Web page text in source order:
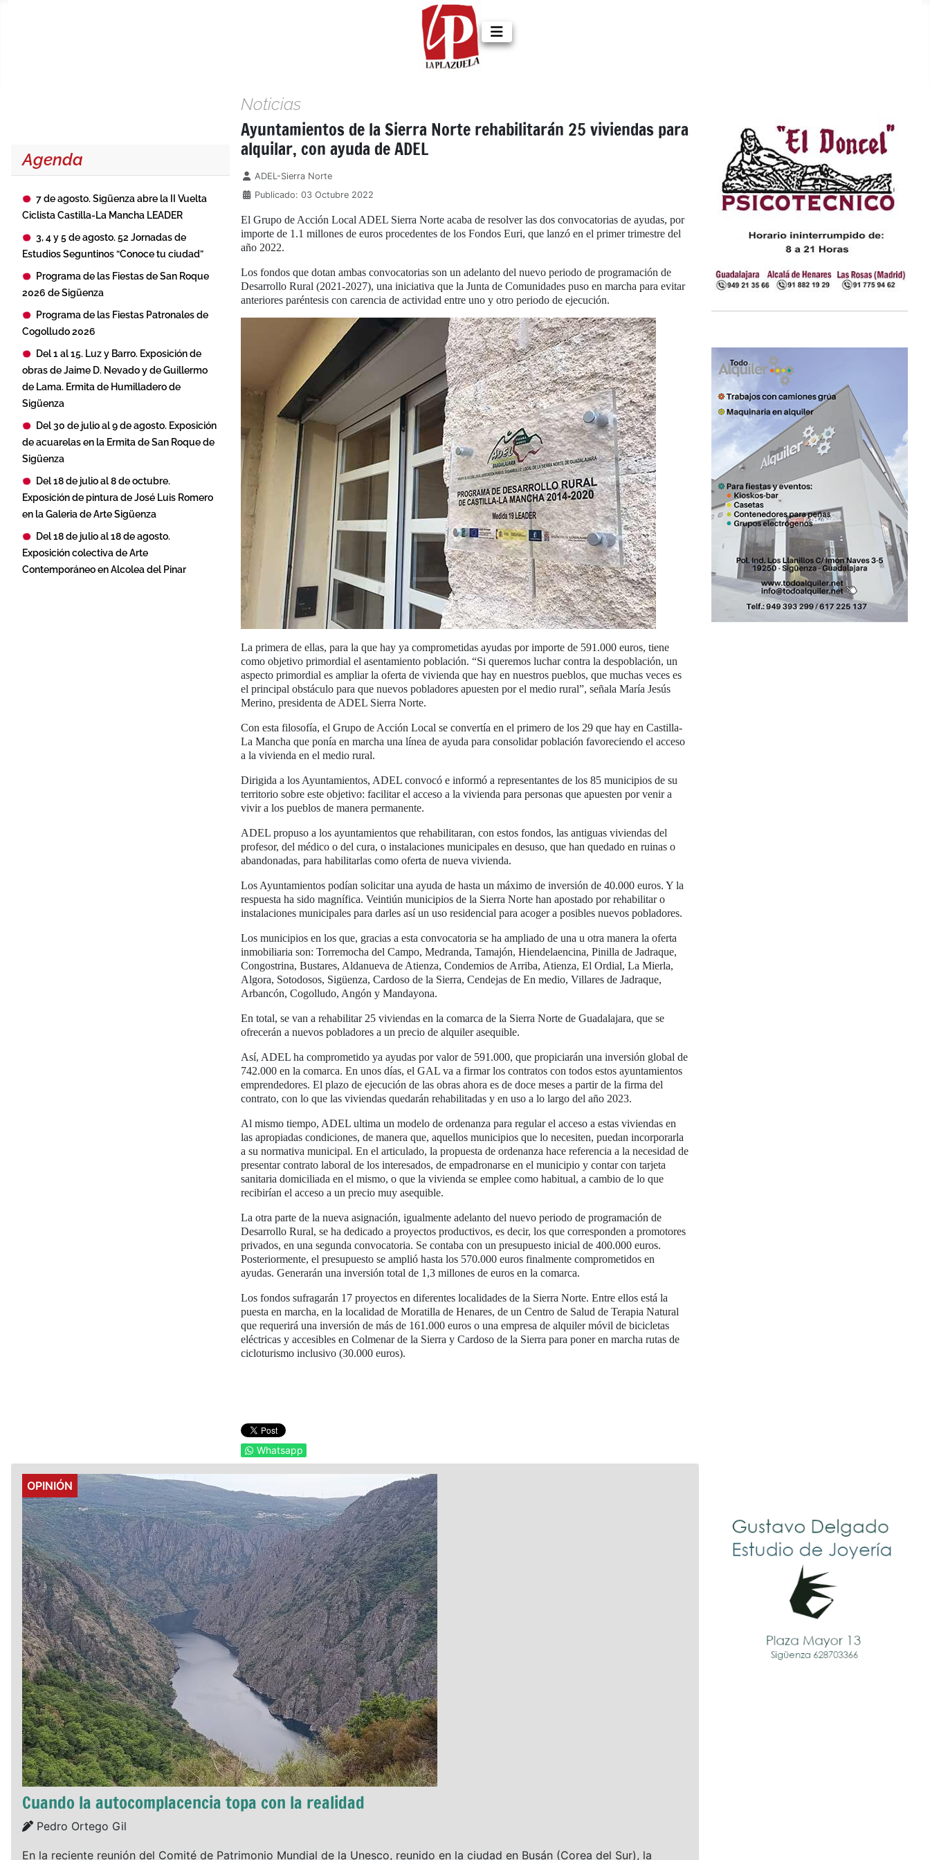
Details
OPINIÓN
Cuando la autocomplacencia topa con la realidad
Details
Pedro Ortego Gil
En la reciente reunión del Comité de Patrimonio Mundial de la Unesco, reunido en la ciudad en Busán (Corea del Sur), la
Agenda
7 de agosto. Sigüenza abre la II Vuelta
Ciclista Castilla-La Mancha LEADER
3, 4 y 5 de agosto. 52 Jornadas de
Estudios Seguntinos “Conoce tu ciudad”
Programa de las Fiestas de San Roque
2026 de Sigüenza
Programa de las Fiestas Patronales de
Cogolludo 2026
Del 1 al 15. Luz y Barro. Exposición de
obras de Jaime D. Nevado y de Guillermo
de Lama. Ermita de Humilladero de
Sigüenza
Del 30 de julio al 9 de agosto. Exposición
de acuarelas en la Ermita de San Roque de
Sigüenza
Del 18 de julio al 8 de octubre.
Exposición de pintura de José Luis Romero
en la Galeria de Arte Sigüenza
Del 18 de julio al 18 de agosto.
Exposición colectiva de Arte
Contemporáneo en Alcolea del Pinar
Noticias
Ayuntamientos de la Sierra Norte rehabilitarán 25 viviendas para
alquilar, con ayuda de ADEL
Detalles
ADEL-Sierra Norte
Publicado: 03 Octubre 2022
El Grupo de Acción Local ADEL Sierra Norte acaba de resolver las dos convocatorias de ayudas, por
importe de 1.1 millones de euros procedentes de los Fondos Euri, que lanzó en el primer trimestre del
año 2022.
Los fondos que dotan ambas convocatorias son un adelanto del nuevo periodo de programación de
Desarrollo Rural (2021-2027), una iniciativa que la Junta de Comunidades puso en marcha para evitar
anteriores paréntesis con carencia de actividad entre uno y otro periodo de ejecución.
La primera de ellas, para la que hay ya comprometidas ayudas por importe de 591.000 euros, tiene
como objetivo primordial el asentamiento población. “Si queremos luchar contra la despoblación, un
aspecto primordial es ampliar la oferta de vivienda que hay en nuestros pueblos, que muchas veces es
el principal obstáculo para que nuevos pobladores apuesten por el medio rural”, señala María Jesús
Merino, presidenta de ADEL Sierra Norte.
Con esta filosofía, el Grupo de Acción Local se convertía en el primero de los 29 que hay en Castilla-
La Mancha que ponía en marcha una línea de ayuda para consolidar población favoreciendo el acceso
a la vivienda en el medio rural.
Dirigida a los Ayuntamientos, ADEL convocó e informó a representantes de los 85 municipios de su
territorio sobre este objetivo: facilitar el acceso a la vivienda para personas que apuesten por venir a
vivir a los pueblos de manera permanente.
ADEL propuso a los ayuntamientos que rehabilitaran, con estos fondos, las antiguas viviendas del
profesor, del médico o del cura, o instalaciones municipales en desuso, que han quedado en ruinas o
abandonadas, para habilitarlas como oferta de nueva vivienda.
Los Ayuntamientos podían solicitar una ayuda de hasta un máximo de inversión de 40.000 euros. Y la
respuesta ha sido magnífica. Veintiún municipios de la Sierra Norte han apostado por rehabilitar o
instalaciones municipales para darles así un uso residencial para acoger a posibles nuevos pobladores.
Los municipios en los que, gracias a esta convocatoria se ha ampliado de una u otra manera la oferta
inmobiliaria son: Torremocha del Campo, Medranda, Tamajón, Hiendelaencina, Pinilla de Jadraque,
Congostrina, Bustares, Aldanueva de Atienza, Condemios de Arriba, Atienza, El Ordial, La Mierla,
Algora, Sotodosos, Sigüenza, Cardoso de la Sierra, Cendejas de En medio, Villares de Jadraque,
Arbancón, Cogolludo, Angón y Mandayona.
En total, se van a rehabilitar 25 viviendas en la comarca de la Sierra Norte de Guadalajara, que se
ofrecerán a nuevos pobladores a un precio de alquiler asequible.
Así, ADEL ha comprometido ya ayudas por valor de 591.000, que propiciarán una inversión global de
742.000 en la comarca. En unos días, el GAL va a firmar los contratos con todos estos ayuntamientos
emprendedores. El plazo de ejecución de las obras ahora es de doce meses a partir de la firma del
contrato, con lo que las viviendas quedarán rehabilitadas y en uso a lo largo del año 2023.
Al mismo tiempo, ADEL ultima un modelo de ordenanza para regular el acceso a estas viviendas en
las apropiadas condiciones, de manera que, aquellos municipios que lo necesiten, puedan incorporarla
a su normativa municipal. En el articulado, la propuesta de ordenanza hace referencia a la necesidad de
presentar contrato laboral de los interesados, de empadronarse en el municipio y contar con tarjeta
sanitaria domiciliada en el mismo, o que la vivienda se emplee como habitual, a cambio de lo que
recibirían el acceso a un precio muy asequible.
La otra parte de la nueva asignación, igualmente adelanto del nuevo periodo de programación de
Desarrollo Rural, se ha dedicado a proyectos productivos, es decir, los que corresponden a promotores
privados, en una segunda convocatoria. Se contaba con un presupuesto inicial de 400.000 euros.
Posteriormente, el presupuesto se amplió hasta los 570.000 euros finalmente comprometidos en
ayudas. Generarán una inversión total de 1,3 millones de euros en la comarca.
Los fondos sufragarán 17 proyectos en diferentes localidades de la Sierra Norte. Entre ellos está la
puesta en marcha, en la localidad de Moratilla de Henares, de un Centro de Salud de Terapia Natural
que requerirá una inversión de más de 161.000 euros o una empresa de alquiler móvil de bicicletas
eléctricas y accesibles en Colmenar de la Sierra y Cardoso de la Sierra para poner en marcha rutas de
cicloturismo inclusivo (30.000 euros).
Whatsapp